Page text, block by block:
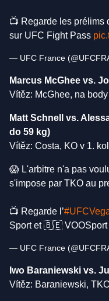
📺 Regarde les prélims
sur UFC Fight Pass
— UFC France
Marcus McGhee vs.
Vítěz: McGhee, na body
Matt Schnell vs.
do 59 kg)
Vítěz: Costa, KO v 1.
😱 L'arbitre n'a pas
s'impose par TKO au
📺 Regarde l’
Sport et 🇧🇪 VOOSport
— UFC France
Iwo Baraniewski vs.
Vítěz: Baraniewski,